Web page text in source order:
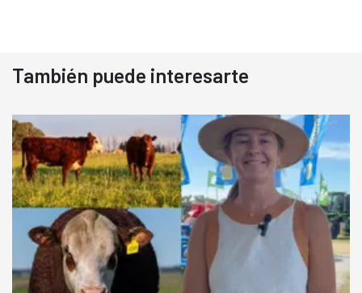
También puede interesarte